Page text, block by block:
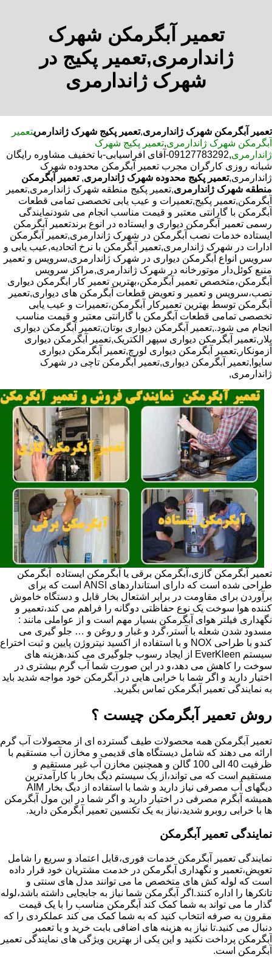
تعمیر آبگرمکن شهرک
ژاندارمری,تعمیر پکیج در
شهرک ژاندارمری
تعمیر آبگرمکن شهرک ژاندارمری,تعمیر پکیج شهرک ژاندارمریتعمیر
آبگرمکن شهرک ژاندارمری,تعمیر پکیج شهرک
ژاندارمری
,09127783292-آقای افراسیابی-با تخفیف مشاوره رایگان
شبانه روزی کارگران مجرب تعمیر آبگرمکن محدوده شهرک
ژاندارمری,تعمیر پکیج محدوده شهرک ژاندارمری, تعمیر آبگرمکن
منطقه شهرک ژاندارمری,تعمیر پکیج منطقه شهرک ژاندارمری,تعمیر
آبگرمکن,تعمیر پکیج,تعمیرات و عیب یابی تخصصی تمامی قطعات
آبگرمکن با گارانتی معتبر و قیمت مناسب انجام می شودنمایندگی
رسمی تعمیر آبگرمکن دیواری و ایستاده در انوع برندتعمیر آبگرمکن
ایستاده خدمات نصب آبگرمکن در شهرک ژاندارمری,تعمیر آبگرمکن
ادارات در شهرک ژاندارمری,تعمیر آبگرمکن با نرخ اتحادیه,عیب یابی و
سرویس انواع آبگرمکن دیواری در شهرک ژاندارمری,سرویس و تعمیر
منبع کوئل‌دار موتورخانه در شهرک ژاندارمری,مراکز سرویس
آبگرمکن،متخصص تعمیر آبگرمکن،بهترین تعمیر کار ابگرمکن دیواری
نصب،سرویس و تعمیر و تعویض قطعات آبگرمکن های دیواری,تعمیر
آبگرمکن توسط بهترین تعمیرکار آبگرمکن،تعمیرات و عیب یابی
تخصصی تمامی قطعات آبگرمکن با گارانتی معتبر و قیمت مناسب
انجام می شود.,تعمیر آبگرمکن دیواری بوتان,تعمیر آبگرمکن دیواری
پلار,تعمیر آبگرمکن دیواری سپهر الکتریک,تعمیر آبگرمکن دیواری
آزمونکار,تعمیر آبگرمکن دیواری لورچ,تعمیر آبگرمکن دیواری
سایوا,تعمیر آبگرمکن دیواری,تعمیر آبگرمکن تاچی در شهرک
ژاندارمری,
تعمیر آبگرمکن گازی،آبگرمکن برقی یا آبگرمکن ایستاده ​ آبگرمکن
طراحی شده است که دارای استانداردهای ANSI است که برای
برآوردن برای مقاومت در برابر اشتعال بخار قابل و دستگاه خاموش
کننده هوا سوخت یک نوع حفاظتی دوگانه را فراهم می کند،تعمیر و
نگهداری فیلتر هوای آبگرمکن بسیار مهم است و از عواملی مانند :
مسدود شدن شعله با آستر،گرد و غبار و روغن و … جلو گیری می
کندو با طراحی NOX و با استفاده از اکسید نیتروژن پایین و ثبت اختراع
سیستم EverKleen از ایجاد رسوب جلوگیری می کند،هزینه های
سوخت را کاهش می دهد،و در این صورت شما آب گرم بیشتری در
اختیار دارید و اگر شما با خرابی هایی در آبگرمکن خود مواجه شدید باید
به نمایندگی تعمیر آبگرمکن تماس بگیرید.
روش تعمیر آبگرمکن چیست ؟
تعمیر آبگرمکن همه محصولات طیف گسترده ای از محصولات آب گرم
ارائه می دهند که شامل دیستگاه های قدیمی و مخازن آب مستقیم با
ظرفیت 40 الی 100 گالن و همچنین مخازن آب غیر مستقیم و
مستقیم است که می تواند،از یک سیستم دیگ بخار با کارآمدترین
دیگهای آب مصرفی نیاز دارید و شما با استفاده از دیگ بخار AIM
همیشه آبگرم مصرفی در اختیار دارید و اگر شما در این مول آبگرمکن
ها با خرابی روبرو شدید،نیاز به یک تکنسین تعمیر آبگرمکن دارید.
نمایندگی تعمیر آبگرمکن
نمایندگی تعمیر آبگرمکن خدمات فوری،قابل اعتماد و سریع را شامل
تعویض،تعمیر و نگهداری آبگرمکن در خدمت مشتریان خود قرار داده
است که لوله کش های متخصص ما می توانند مدل های سنتی و
تانکرها را اداره کنند.اگر آبگرمکن شما نیاز به جابجایی داشته باشد،لوله
گذار ما می تواند به شما کمک کند آبگرمکن مناسب را با یک قیمت
مقرون به صرفه انتخاب کنید که به شما کمک می کند عملکردی را که
دنبال می کنید.تا نیاز به هزینه های اضافی بابت خرید و یا تعمیر
آبگرمکن پرداخت نکنید و این یکی از بهترین ویژگی های نمایندگی تعمیر
آبگرمکن است.